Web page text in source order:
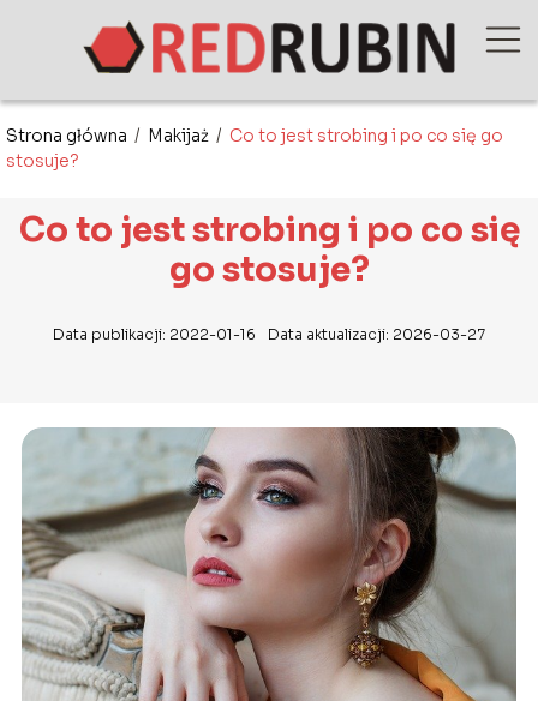
Strona główna / Makijaż / Co to jest strobing i po co się go
stosuje?
Co to jest strobing i po co się
go stosuje?
Data publikacji: 2022-01-16 Data aktualizacji: 2026-03-27